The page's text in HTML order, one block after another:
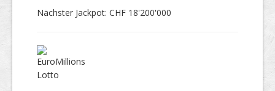
Nächster Jackpot: CHF 18'200'000